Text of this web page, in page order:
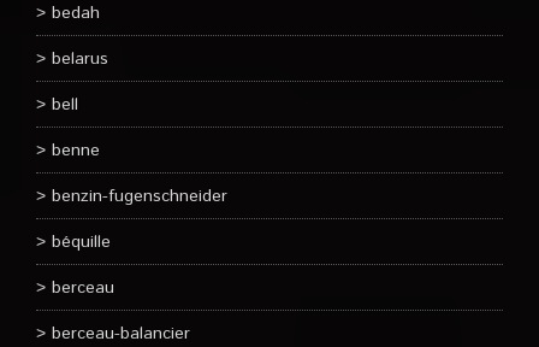
bedah
belarus
bell
benne
benzin-fugenschneider
béquille
berceau
berceau-balancier